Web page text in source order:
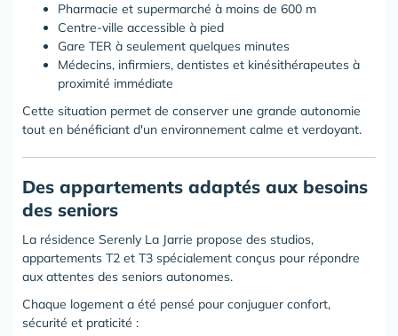
Pharmacie et supermarché à moins de 600 m
Centre-ville accessible à pied
Gare TER à seulement quelques minutes
Médecins, infirmiers, dentistes et kinésithérapeutes à
proximité immédiate
Cette situation permet de conserver une grande autonomie
tout en bénéficiant d'un environnement calme et verdoyant.
Des appartements adaptés aux besoins
des seniors
La résidence Serenly La Jarrie propose des studios,
appartements T2 et T3 spécialement conçus pour répondre
aux attentes des seniors autonomes.
Chaque logement a été pensé pour conjuguer confort,
sécurité et praticité :